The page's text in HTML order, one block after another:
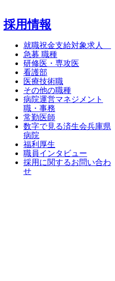
採⽤情報
就職祝金支給対象求人
急募 職種
研修医・専攻医
看護部
医療技術職
その他の職種
病院運営マネジメント
職・事務
常勤医師
数字で見る済生会兵庫県
病院
福利厚生
職員インタビュー
採用に関するお問い合わ
せ